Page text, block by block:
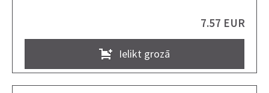
7.57 EUR
Ielikt grozā